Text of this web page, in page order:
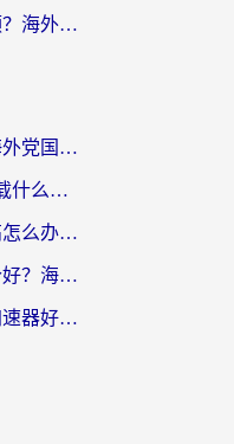
国外怎么看手机腾讯视频？海外党亲测有效的追剧加速器选择指南
德国怎么玩最强祖师？海外党国服游戏加速器选择全攻略（附宝可梦Online实测）
在国外玩QQ飞车需要下载什么加速器呢？海外党亲测有效的国服游戏加速指南
雪糕工厂国外玩延迟很高怎么办？海外玩家国服游戏加速终极攻略（附实测推荐）
打江南百景图加速器哪个好？海外党踩坑N次后，终于找到不卡的秘诀
非洲玩装甲战争用什么加速器好？海外党亲测有效的国服游戏加速方案